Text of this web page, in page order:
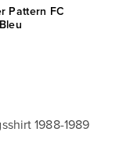
Pattern FC